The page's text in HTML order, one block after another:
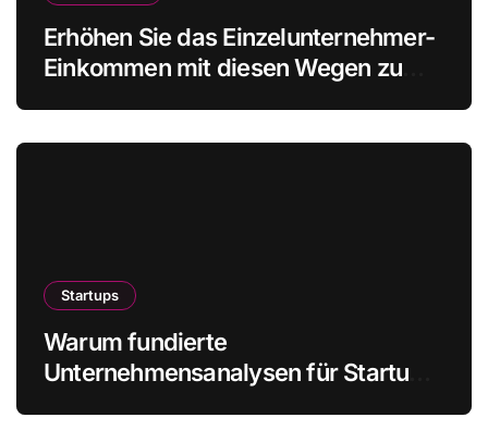
Erhöhen Sie das Einzelunternehmer-
Einkommen mit diesen Wegen zu
Startups
Warum fundierte
Unternehmensanalysen für Startups